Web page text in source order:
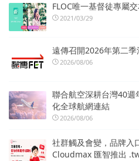
FLOC唯一基督徒專屬
2021/03/29
遠傳召開2026年第二季
2026/08/06
聯合航空深耕台灣40週
化全球航網連結
2026/08/06
社群觸及會變，品牌入
Cloudmax 匯智推出